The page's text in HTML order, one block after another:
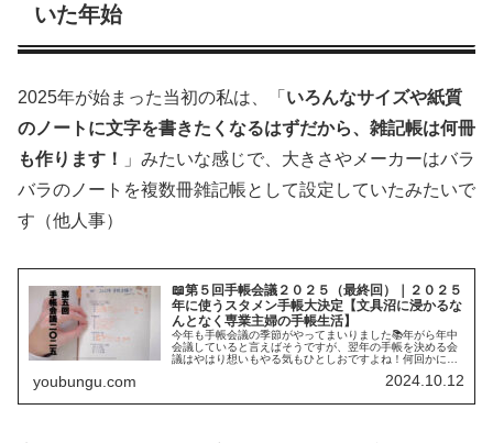
いた年始
2025年が始まった当初の私は、「 いろんなサイズや紙質
のノートに文字を書きたくなるはずだから、雑記帳は何冊
も作ります！
」みたいな感じで、大きさやメーカーはバラ
バラのノートを複数冊雑記帳として設定していたみたいで
す（他人事）
📖第５回手帳会議２０２５（最終回）｜２０２５
年に使うスタメン手帳大決定【文具沼に浸かるな
んとなく専業主婦の手帳生活】
今年も手帳会議の季節がやってまいりました📚年がら年中
会議していると言えばそうですが、翌年の手帳を決める会
議はやはり想いもやる気もひとしおですよね！何回かに分
youbungu.com 2024.10.12